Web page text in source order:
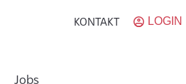
LOGIN
KONTAKT
Jobs